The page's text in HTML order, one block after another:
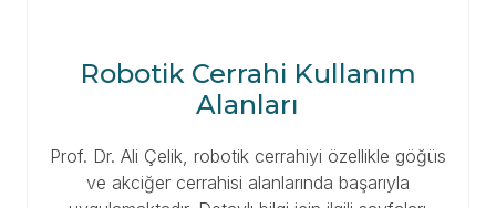
Robotik Cerrahi Kullanım
Alanları
Prof. Dr. Ali Çelik, robotik cerrahiyi özellikle göğüs
ve akciğer cerrahisi alanlarında başarıyla